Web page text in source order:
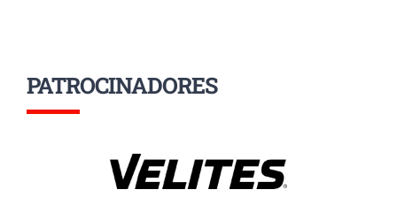
PATROCINADORES